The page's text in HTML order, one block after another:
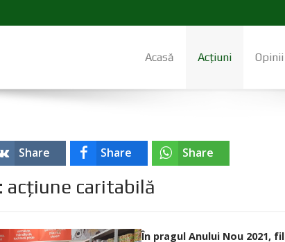
Acasă Acțiuni Opinii
Share Share Share
acțiune caritabilă
În pragul Anului Nou 2021,